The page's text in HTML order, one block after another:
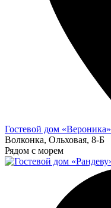
Гостевой дом «Вероника»
Волконка, Ольховая, 8-Б
Рядом с морем